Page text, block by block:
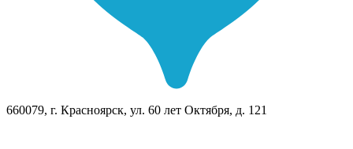
660079, г. Красноярск, ул. 60 лет Октября, д. 121